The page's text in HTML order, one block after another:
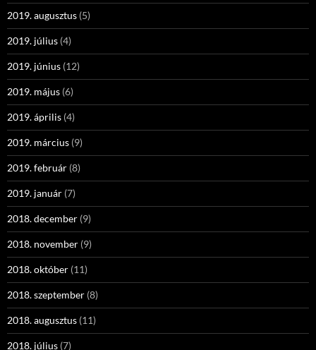
2019. augusztus (5)
2019. július (4)
2019. június (12)
2019. május (6)
2019. április (4)
2019. március (9)
2019. február (8)
2019. január (7)
2018. december (9)
2018. november (9)
2018. október (11)
2018. szeptember (8)
2018. augusztus (11)
2018. július (7)